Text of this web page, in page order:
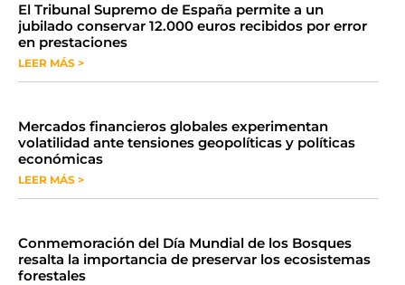
​El Tribunal Supremo de España permite a un
jubilado conservar 12.000 euros recibidos por error
en prestaciones
LEER MÁS >
Mercados financieros globales experimentan
volatilidad ante tensiones geopolíticas y políticas
económicas
LEER MÁS >
Conmemoración del Día Mundial de los Bosques
resalta la importancia de preservar los ecosistemas
forestales